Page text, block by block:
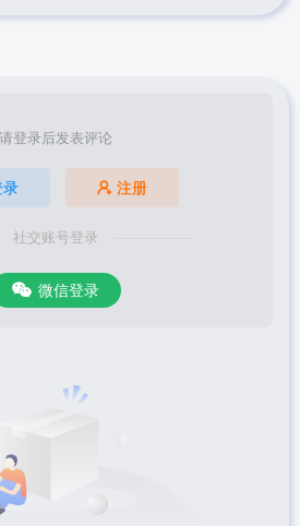
请登录后发表评论
录 注册
社交账号登录
微信登录